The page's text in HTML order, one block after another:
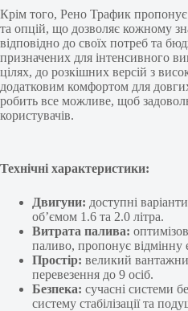
Крім того, Рено Трафик
та опцій, що дозволяє кожному
відповідно до своїх потреб та
призначених для інтенсивного
цілях, до розкішних версій з
додатковим комфортом для
робить все можливе, щоб
користувачів.
Технічні характеристики:
Двигуни: доступні
об’ємом 1.6 та 2.0 літра.
Витрата палива:
паливо, пропонує відмінну
Простір: великий
перевезення до 9 осіб.
Безпека: сучасні системи
систему стабілізації та